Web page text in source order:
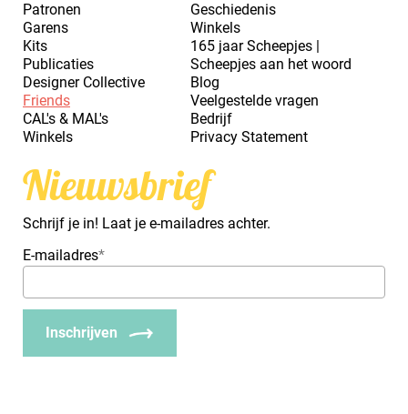
Patronen
Garens
Kits
Publicaties
Designer Collective
Friends
CAL's & MAL's
Winkels
Geschiedenis
Winkels
165 jaar Scheepjes |
Scheepjes aan het woord
Blog
Veelgestelde vragen
Bedrijf
Privacy Statement
Nieuwsbrief
Schrijf je in! Laat je e-mailadres achter.
E-mailadres*
Inschrijven